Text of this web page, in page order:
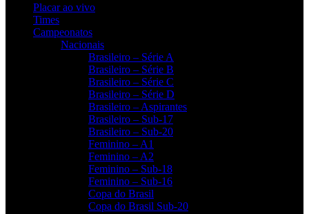
Placar ao vivo
Times
Campeonatos
Nacionais
Brasileiro – Série A
Brasileiro – Série B
Brasileiro – Série C
Brasileiro – Série D
Brasileiro – Aspirantes
Brasileiro – Sub-17
Brasileiro – Sub-20
Feminino – A1
Feminino – A2
Feminino – Sub-18
Feminino – Sub-16
Copa do Brasil
Copa do Brasil Sub-20